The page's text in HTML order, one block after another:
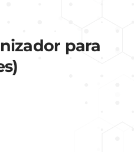
para